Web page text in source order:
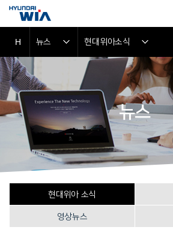
뉴스
H 뉴스 현대위아소식
현대위아 소식
영상뉴스